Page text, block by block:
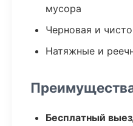
мусора
Черновая и
Натяжные и
Бесплатный